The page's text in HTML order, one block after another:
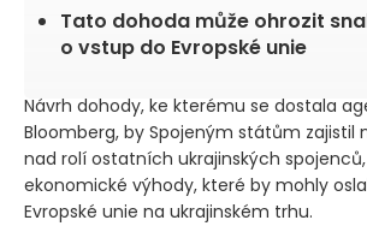
Tato dohoda může ohrozit
o vstup do Evropské unie
Návrh dohody, ke kterému se dostala
Bloomberg, by Spojeným státům zajistil
nad rolí ostatních ukrajinských
ekonomické výhody, které by mohly
Evropské unie na ukrajinském trhu.